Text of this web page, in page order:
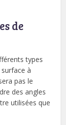
de
types
à
pas le
des angles
utilisées que